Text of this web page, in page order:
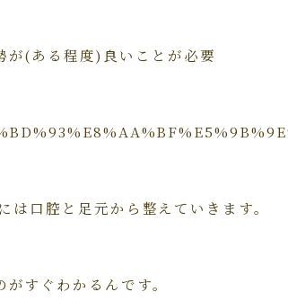
が(ある程度)良いことが必要
口腔と足元から整えていきます。
すぐわかるんです。